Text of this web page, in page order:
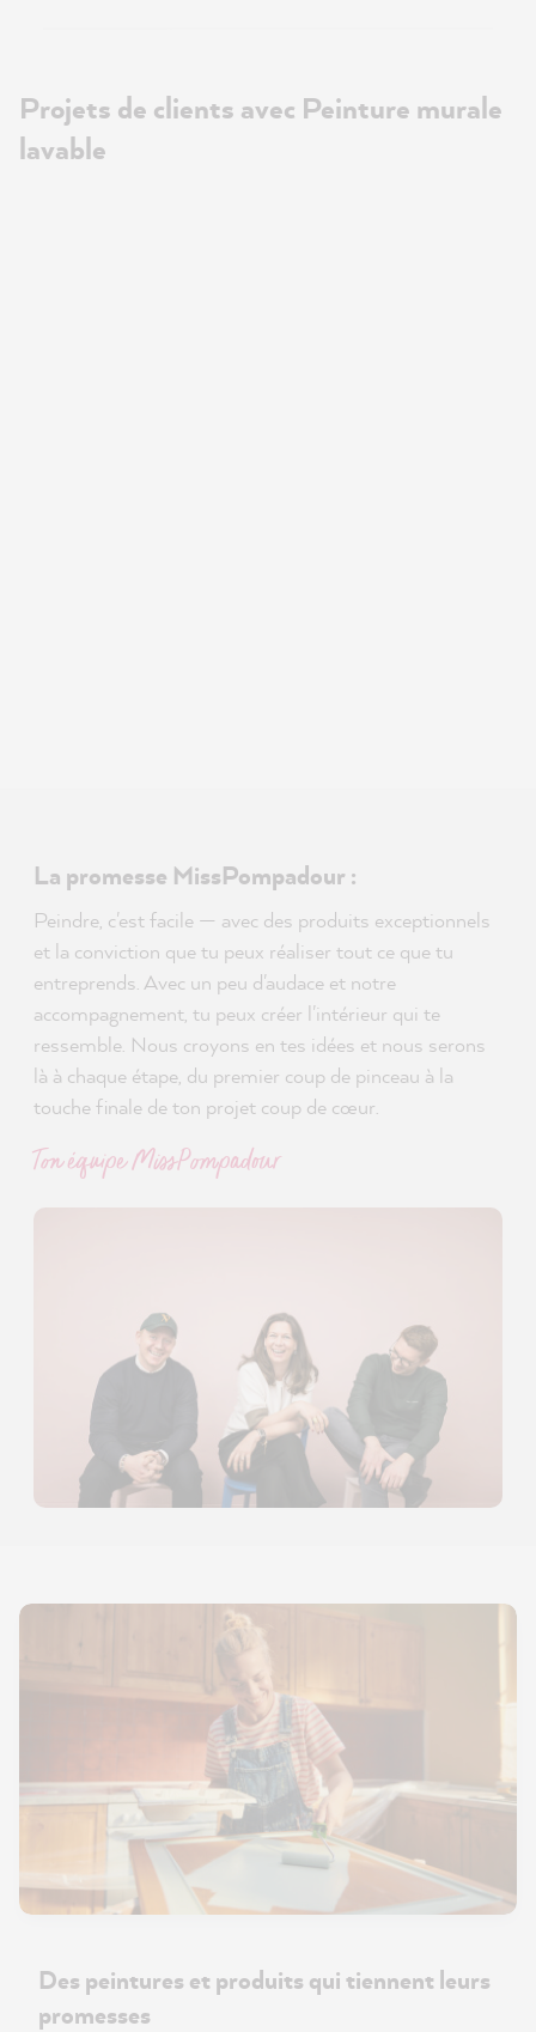
Projets de clients avec Peinture murale
lavable
La promesse MissPompadour :
Peindre, c'est facile — avec des produits exceptionnels
et la conviction que tu peux réaliser tout ce que tu
entreprends. Avec un peu d'audace et notre
accompagnement, tu peux créer l'intérieur qui te
ressemble. Nous croyons en tes idées et nous serons
là à chaque étape, du premier coup de pinceau à la
touche finale de ton projet coup de cœur.
Ton équipe MissPompadour
Des peintures et produits qui tiennent leurs
promesses